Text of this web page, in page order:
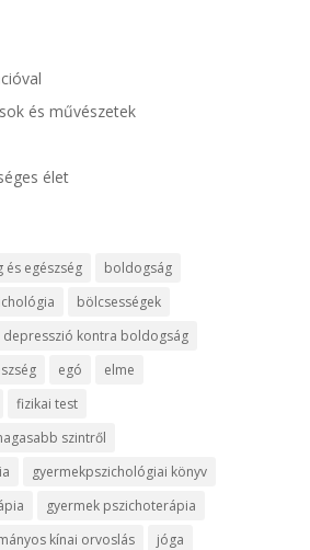
és művészetek
élet
és egészség
boldogság
bölcsességek
depresszió kontra boldogság
egó
elme
fizikai test
szintről
gyermekpszichológiai könyv
gyermek pszichoterápia
kínai orvoslás
jóga